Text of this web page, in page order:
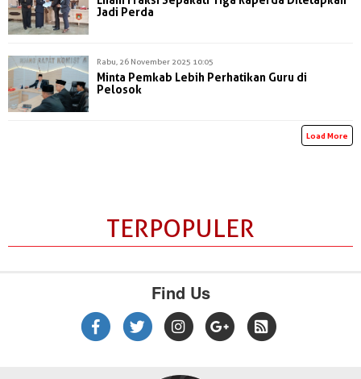
Jadi Perda
Rabu, 26 November 2025 10:05
Minta Pemkab Lebih Perhatikan Guru di
Pelosok
Load More
TERPOPULER
Find Us